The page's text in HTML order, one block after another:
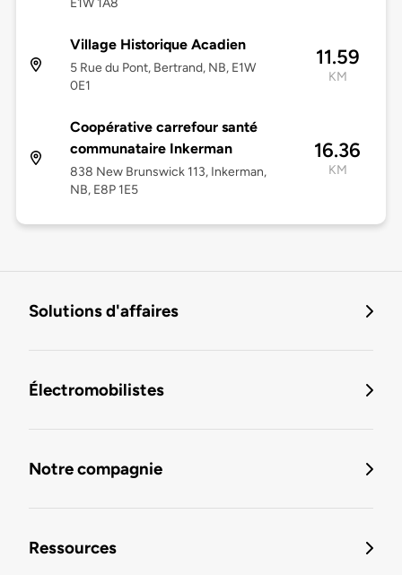
E1W 1A8
Village Historique Acadien
5 Rue du Pont, Bertrand, NB, E1W
0E1
11.59
KM
Coopérative carrefour santé
communataire Inkerman
838 New Brunswick 113, Inkerman,
NB, E8P 1E5
16.36
KM
Solutions d'affaires
Électromobilistes
Notre compagnie
Ressources